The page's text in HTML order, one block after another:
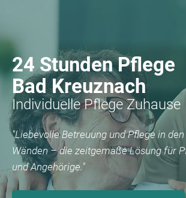
24 Stunden Pflege
Bad Kreuznach
Individuelle Pflege Zuhause
"Liebevolle Betreuung und Pflege in
Wänden – die zeitgemäße Lösung für
und Angehörige."